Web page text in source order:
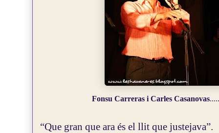
Fonsu Carreras i Carles Casanovas
“Que gran que ara és el llit que justejava”.